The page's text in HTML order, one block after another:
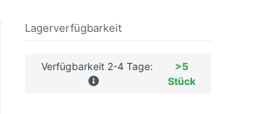
Lagerverfügbarkeit
Verfügbarkeit 2-4 Tage:
>5
Stück